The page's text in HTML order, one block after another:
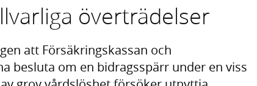
överträdelser
att Försäk­ringskassan och
besluta om en bidragsspärr under en viss